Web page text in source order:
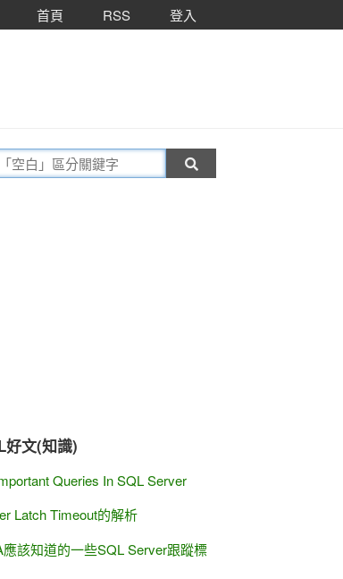
首頁 RSS 登入
好文(知識)
Queries In SQL Server
Latch Timeout的解析
應該知道的一些SQL Server跟蹤標